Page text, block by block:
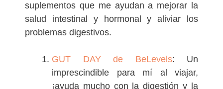
suplementos que me ayudan a mejorar la
salud intestinal y hormonal y aliviar los
problemas digestivos.
GUT DAY de BeLevels: Un
imprescindible para mí al viajar,
¡ayuda mucho con la digestión y la